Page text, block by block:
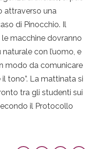
attraverso una
di Pinocchio. Il
macchine dovranno
con l’uomo, e
modo da comunicare
tono”. La mattinata si
tra gli studenti sui
il Protocollo